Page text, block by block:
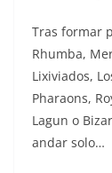
Tras formar
Rhumba,
Lixiviados,
Pharaons,
Lagun o
andar solo…